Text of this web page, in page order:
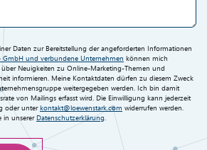
Daten zur Bereitstellung der angeforderten Informationen
GmbH und verbundene Unternehmen können mich
Neuigkeiten zu Online-Marketing-Themen und
informieren. Meine Kontaktdaten dürfen zu diesem Zweck
weitergegeben werden. Ich bin damit
von Mailings erfasst wird. Die Einwilligung kann jederzeit
oder unterkontakt@loewenstark.com widerrufen werden.
in unserer Datenschutzerklärung